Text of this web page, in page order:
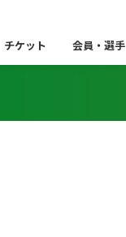
チケット 会員・選手